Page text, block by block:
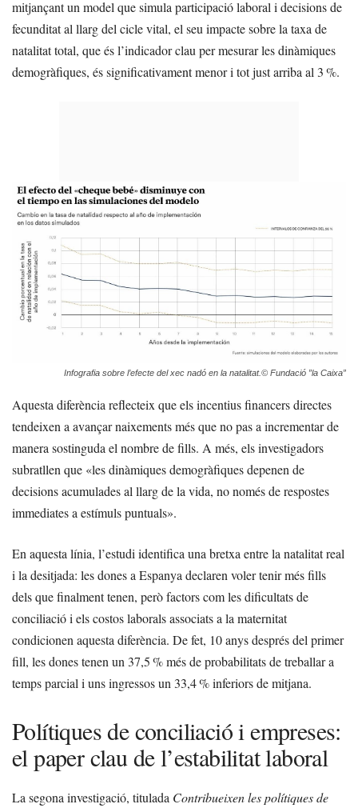
mitjançant un model que simula participació laboral i decisions de
fecunditat al llarg del cicle vital, el seu impacte sobre la taxa de
natalitat total, que és l’indicador clau per mesurar les dinàmiques
demogràfiques, és significativament menor i tot just arriba al 3 %.
Infografia sobre l’efecte del xec nadó en la natalitat.© Fundació ”la Caixa”
Aquesta diferència reflecteix que els incentius financers directes
tendeixen a avançar naixements més que no pas a incrementar de
manera sostinguda el nombre de fills. A més, els investigadors
subratllen que «les dinàmiques demogràfiques depenen de
decisions acumulades al llarg de la vida, no només de respostes
immediates a estímuls puntuals».
En aquesta línia, l’estudi identifica una bretxa entre la natalitat real
i la desitjada: les dones a Espanya declaren voler tenir més fills
dels que finalment tenen, però factors com les dificultats de
conciliació i els costos laborals associats a la maternitat
condicionen aquesta diferència. De fet, 10 anys després del primer
fill, les dones tenen un 37,5 % més de probabilitats de treballar a
temps parcial i uns ingressos un 33,4 % inferiors de mitjana.
Polítiques de conciliació i empreses:
el paper clau de l’estabilitat laboral
La segona investigació, titulada Contribueixen les polítiques de